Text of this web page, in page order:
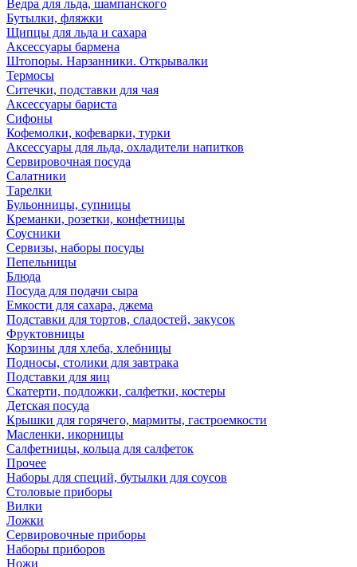
Ведра для льда, шампанского
Бутылки, фляжки
Щипцы для льда и сахара
Аксессуары бармена
Штопоры. Нарзанники. Открывалки
Термосы
Ситечки, подставки для чая
Аксессуары бариста
Сифоны
Кофемолки, кофеварки, турки
Аксессуары для льда, охладители напитков
Сервировочная посуда
Салатники
Тарелки
Бульонницы, супницы
Креманки, розетки, конфетницы
Соусники
Сервизы, наборы посуды
Пепельницы
Блюда
Посуда для подачи сыра
Емкости для сахара, джема
Подставки для тортов, сладостей, закусок
Фруктовницы
Корзины для хлеба, хлебницы
Подносы, столики для завтрака
Подставки для яиц
Скатерти, подложки, салфетки, костеры
Детская посуда
Крышки для горячего, мармиты, гастроемкости
Масленки, икорницы
Салфетницы, кольца для салфеток
Прочее
Наборы для специй, бутылки для соусов
Столовые приборы
Вилки
Ложки
Сервировочные приборы
Наборы приборов
Ножи